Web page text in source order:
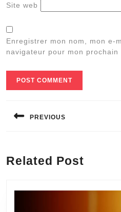
Site web
Enregistrer mon nom, mon e-
navigateur pour mon prochain
de
PREVIOUS
post:
Related Post